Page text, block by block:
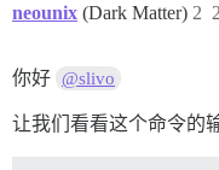
neounix (Dark Matter) 2
你好 @slivo
让我们看看这个命令的